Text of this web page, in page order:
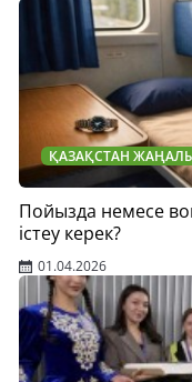
ҚАЗАҚСТАН
Пойызда немесе
істеу керек?
01.04.2026